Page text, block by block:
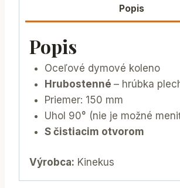
Popis
Popis
Oceľové dymové koleno
Hrubostenné – hrúbka
Priemer: 150 mm
Uhol 90° (nie je možné
S čistiacim otvorom
Výrobca: Kinekus